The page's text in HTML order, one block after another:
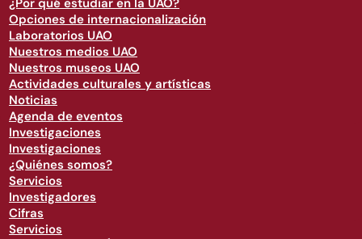
¿Por qué estudiar en la UAO?
Opciones de internacionalización
Laboratorios UAO
Nuestros medios UAO
Nuestros museos UAO
Actividades culturales y artísticas
Noticias
Agenda de eventos
Investigaciones
Investigaciones
¿Quiénes somos?
Servicios
Investigadores
Cifras
Servicios